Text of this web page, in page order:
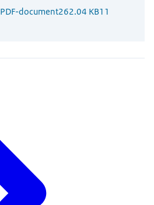
PDF-document262.04 KB11